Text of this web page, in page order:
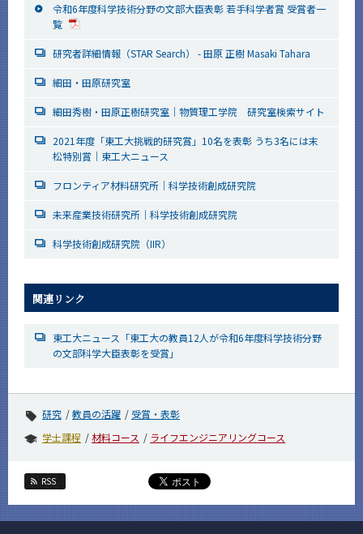
令和6年度科学技術分野の文部大臣表彰 若手科学者賞 受賞者一
覧
研究者詳細情報（STAR Search） - 田原 正樹 Masaki Tahara
細田・田原研究室
細田秀樹・田原正樹研究室｜物質理工学院 研究室検索サイト
2021年度「東工大挑戦的研究賞」10名を表彰 うち3名には末
松特別賞｜東工大ニュース
フロンティア材料研究所｜科学技術創成研究院
未来産業技術研究所｜科学技術創成研究院
科学技術創成研究院（IIR）
関連リンク
東工大ニュース「東工大の教員12人が令和6年度科学技術分野
の文部科学大臣表彰を受賞」
研究 教員の活躍
受賞・表彰
学士課程
材料コース ライフエンジニアリングコース
RSS